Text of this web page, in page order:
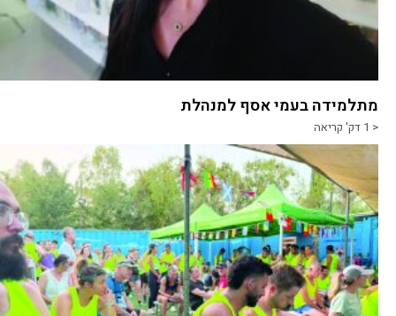
מתלמידה בעמי אסף למנהלת
< 1 דק' קריאה